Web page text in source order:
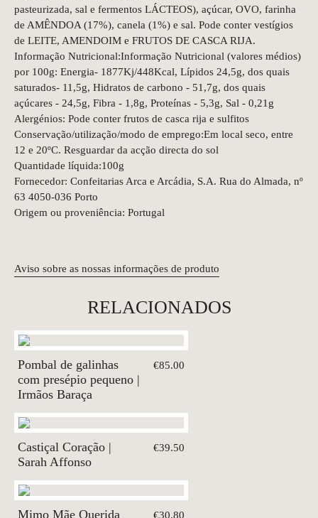
pasteurizada, sal e fermentos LÁCTEOS), açúcar, OVO, farinha
de AMÊNDOA (17%), canela (1%) e sal. Pode conter vestígios
de LEITE, AMENDOIM e FRUTOS DE CASCA RIJA.
Informação Nutricional:Informação Nutricional (valores médios)
por 100g: Energia- 1877Kj/448Kcal, Lípidos 24,5g, dos quais
saturados- 11,5g, Hidratos de carbono - 51,7g, dos quais
açúcares - 24,5g, Fibra - 1,8g, Proteínas - 5,3g, Sal - 0,21g
Alergénios: Pode conter frutos de casca rija e sulfitos
Conservação/utilização/modo de emprego:Em local seco, entre
12 e 20ºC. Resguardar da acção directa do sol
Quantidade líquida:100g
Fornecedor: Confeitarias Arca e Arcádia, S.A. Rua do Almada, nº
63 4050-036 Porto
Origem ou proveniência: Portugal
Aviso sobre as nossas informações de produto
RELACIONADOS
Pombal de galinhas
com presépio pequeno |
Irmãos Baraça
€85.00
Castiçal Coração |
Sarah Affonso
€39.50
Mimo Mãe Querida €30.80